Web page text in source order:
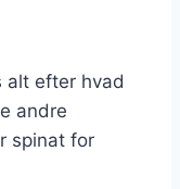
alt efter hvad
andre
spinat for